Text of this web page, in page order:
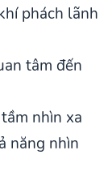
phách lãnh
tâm đến
nhìn xa
năng nhìn